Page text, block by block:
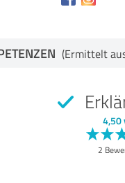
(Ermittelt
4,50
2